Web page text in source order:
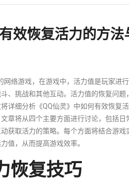
效恢复活力的方
网络游戏，在游戏中，活力值是玩家进
、挑战和其他互动。活力值的恢复问
详细分析《QQ仙灵》中如何有效恢复
章将从四个主要方面进行讨论，包括
获取活力的策略。每个方面将结合游
值，从而提高游戏效率。
恢复技巧